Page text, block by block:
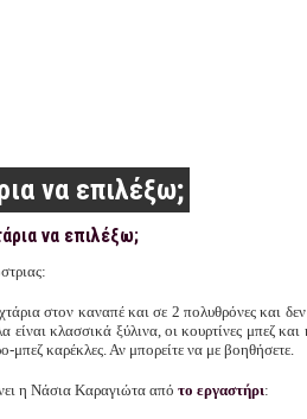
να επιλέξω;
στον καναπέ και σε 2 πολυθρόνες και
είναι κλασσικά ξύλινα, οι κουρτίνες μπεζ
μπεζ καρέκλες. Αν μπορείτε να με βοηθήσετε.
η Νάσια Καραγιώτα από το εργαστήρι: